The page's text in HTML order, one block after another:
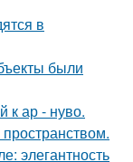
в
были
к ар - нуво.
элегантность